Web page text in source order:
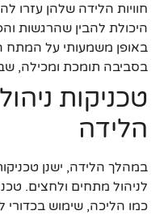
חוויות הלידה שלהן עזרו
היכולת להבין שהרגשות
באופן משמעותי על המתח
בסביבה תומכת ומכילה,
טכניקות
הלידה
במהלך הלידה, ישנן
לניהול מתחים ולחצים.
כמו הליכה, שימוש בכדורי